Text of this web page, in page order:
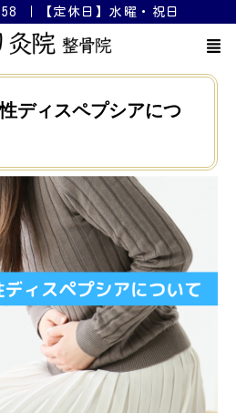
｜【定休日】水曜・祝日
ディスペプシアにつ